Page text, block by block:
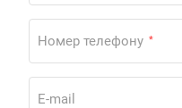
Номер телефону *
E-mail